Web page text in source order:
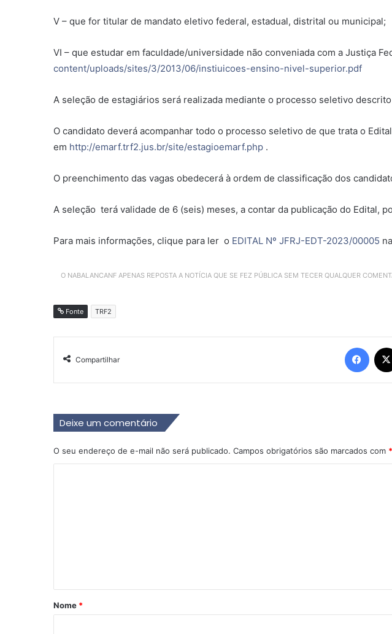
V – que for titular de mandato eletivo federal, estadual, distrital ou municipal;
VI – que estudar em faculdade/universidade não conveniada com a Justiça
content/uploads/sites/3/2013/06/instiuicoes-ensino-nivel-superior.pdf
A seleção de estagiários será realizada mediante o processo seletivo
O candidato deverá acompanhar todo o processo seletivo de que trata o
em http://emarf.trf2.jus.br/site/estagioemarf.php .
O preenchimento das vagas obedecerá à ordem de classificação dos
A seleção terá validade de 6 (seis) meses, a contar da publicação do Edital,
Para mais informações, clique para ler o EDITAL Nº JFRJ-EDT-2023/00005
O NABALANCANF APENAS REPOSTA A NOTÍCIA QUE SE FEZ PÚBLICA SEM TECER QUALQUER
Fonte TRF2
Compartilhar
Deixe um comentário
O seu endereço de e-mail não será publicado. Campos obrigatórios são marcados com *
rNome *